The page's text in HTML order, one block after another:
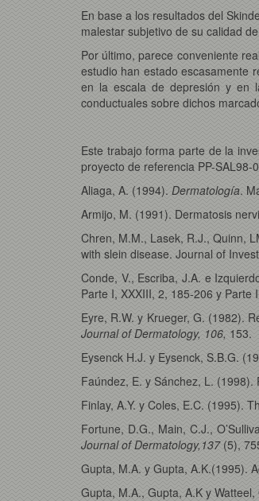
En base a los resultados del
malestar subjetivo de su calidad
Por último, parece conveniente
estudio han estado escasamente
en la escala de depresión y en
conductuales sobre dichos
Este trabajo forma parte de la
proyecto de referencia PP-SAL98-
Aliaga, A. (1994). Dermatología.
Armijo, M. (1991). Dermatosis
Chren, M.M., Lasek, R.J., Quinn,
with slein disease. Journal of
Conde, V., Escriba, J.A. e
Parte I, XXXIII, 2, 185-206 y Parte
Eyre, R.W. y Krueger, G. (1982).
Journal of Dermatology, 106, 153.
Eysenck H.J. y Eysenck, S.B.G.
Faúndez, E. y Sánchez, L.
Finlay, A.Y. y Coles, E.C. (1995).
Fortune, D.G., Main, C.J.,
Journal of Dermatology,137 (5),
Gupta, M.A. y Gupta, A.K.(1995).
Gupta, M.A., Gupta, A.K y